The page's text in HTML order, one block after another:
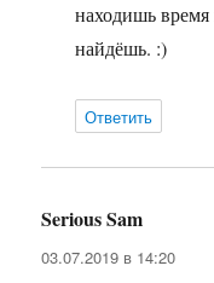
находишь
найдёшь. :)
Ответить
Serious Sam
03.07.2019 в 14:20